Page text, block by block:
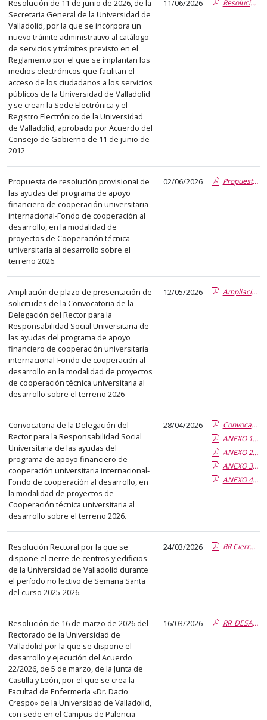
de
la
siguiente
tabla
encontrará
los
anuncios
del
tablón
seleccionado
previamente.
primera
columna
el
título
del
anuncio,
en
la
segunda
columna
la
fecha
de
publicación,
en
columna
el
enlace
que
abre
un
PDF
con
el
detalle
del
anuncio
completo.
e
instrucciones
de
órganos
unipersonales
tabla
Resolución de 11 de junio de 2026, de la
Secretaria General de la Universidad de
Valladolid, por la que se incorpora un
nuevo trámite administrativo al catálogo
de servicios y trámites previsto en el
Reglamento por el que se implantan los
medios electrónicos que facilitan el
acceso de los ciudadanos a los servicios
públicos de la Universidad de Valladolid
y se crean la Sede Electrónica y el
Registro Electrónico de la Universidad
de Valladolid, aprobado por Acuerdo del
Consejo de Gobierno de 11 de junio de
2012
11/06/2026 Resolución certificado POD.pdf.pdf
Propuesta de resolución provisional de
las ayudas del programa de apoyo
financiero de cooperación universitaria
internacional-Fondo de cooperación al
desarrollo, en la modalidad de
proyectos de Cooperación técnica
universitaria al desarrollo sobre el
terreno 2026.
02/06/2026 Propuesta de resolucion provisional ONGD 2026. Cooperacion tecnica .pdf.pdf
Ampliación de plazo de presentación de
solicitudes de la Convocatoria de la
Delegación del Rector para la
Responsabilidad Social Universitaria de
las ayudas del programa de apoyo
financiero de cooperación universitaria
internacional-Fondo de cooperación al
desarrollo en la modalidad de proyectos
de cooperación técnica universitaria al
desarrollo sobre el terreno 2026
12/05/2026 Ampliacion de plazo presentacion de solicitudes Cooperacion tecnica.report.pdf.pdf
Convocatoria de la Delegación del
Rector para la Responsabilidad Social
Universitaria de las ayudas del
programa de apoyo financiero de
cooperación universitaria internacional-
Fondo de cooperación al desarrollo, en
la modalidad de proyectos de
Cooperación técnica universitaria al
desarrollo sobre el terreno 2026.
28/04/2026
Convocatoria COOP TECNICA 2026.report.pdf.pdf
ANEXO 1 2026 SOLICITUD.pdf.pdf
ANEXO 2. 2026 PROYECTO.pdf.pdf
ANEXO 3. 2026. JUSTIF.pdf.pdf
ANEXO 4 2026 DECLARAC.RESP.pdf.pdf
Resolución Rectoral por la que se
dispone el cierre de centros y edificios
de la Universidad de Valladolid durante
el período no lectivo de Semana Santa
del curso 2025-2026.
24/03/2026 RR Cierre Semana Santa 2026.report.pdf.pdf
Resolución de 16 de marzo de 2026 del
Rectorado de la Universidad de
Valladolid por la que se dispone el
desarrollo y ejecución del Acuerdo
22/2026, de 5 de marzo, de la Junta de
Castilla y León, por el que se crea la
Facultad de Enfermería «Dr. Dacio
Crespo» de la Universidad de Valladolid,
con sede en el Campus de Palencia
16/03/2026 RR_DESARROLLO Y EJECUCIÓN DEL ACUERDO creación de Enfermería Palencia 16.03.2026.pdf.pdf